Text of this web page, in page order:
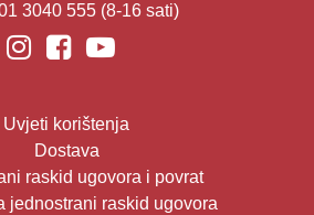
3040 555 (8-16 sati)
Uvjeti korištenja
Dostava
raskid ugovora i povrat
jednostrani raskid ugovora